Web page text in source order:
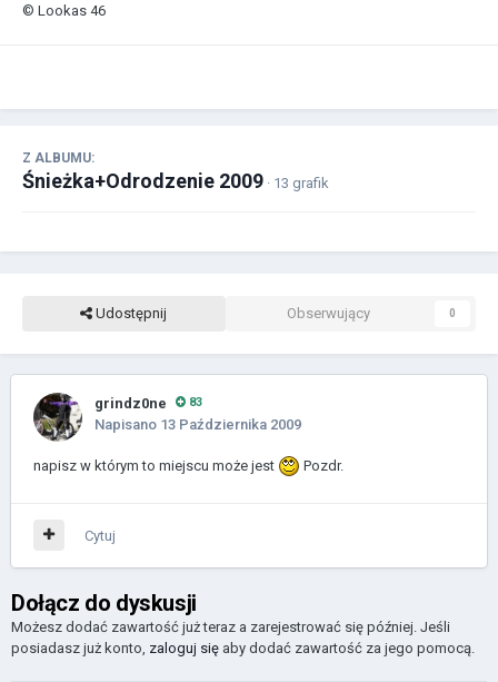
© Lookas 46
Z ALBUMU:
Śnieżka+Odrodzenie 2009 · 13 grafik
Udostępnij Obserwujący 0
grindz0ne 83
Napisano 13 Października 2009
napisz w którym to miejscu może jest Pozdr.
Cytuj
Dołącz do dyskusji
Możesz dodać zawartość już teraz a zarejestrować się później. Jeśli
posiadasz już konto, zaloguj się aby dodać zawartość za jego pomocą.